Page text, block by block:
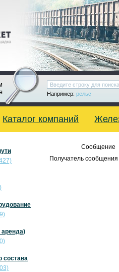
Например: рельс
Каталог компаний
Сообщение
Получатель сообщения
состава